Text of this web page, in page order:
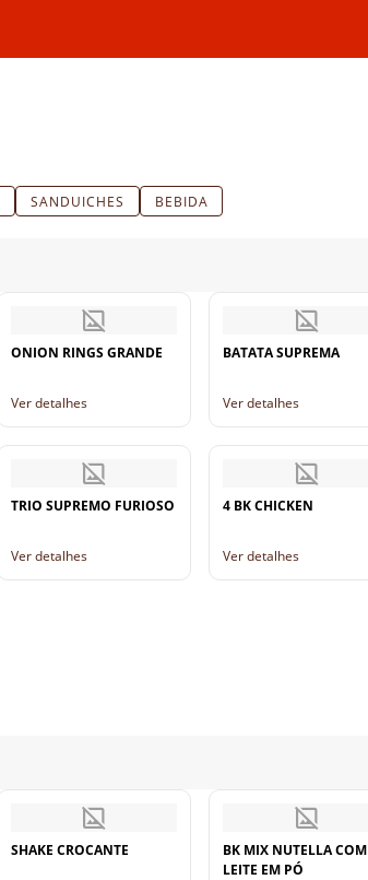
SANDUICHES BEBIDA
ONION RINGS GRANDE
Ver detalhes
BATATA SUPREMA
Ver detalhes
TRIO SUPREMO FURIOSO
Ver detalhes
4 BK CHICKEN
Ver detalhes
SHAKE CROCANTE
BK MIX NUTELLA COM
LEITE EM PÓ